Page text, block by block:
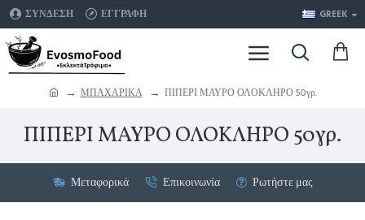
ΣΥΝΔΕΣΗ ΕΓΓΡΑΦΗ GREEK
ΜΠΑΧΑΡΙΚΑ ΠΙΠΕΡΙ ΜΑΥΡΟ ΟΛΟΚΛΗΡΟ 50γρ.
ΠΙΠΕΡΙ ΜΑΥΡΟ ΟΛΟΚΛΗΡΟ 50γρ.
Μεταφορικά Επικοινωνία Ρωτήστε μας